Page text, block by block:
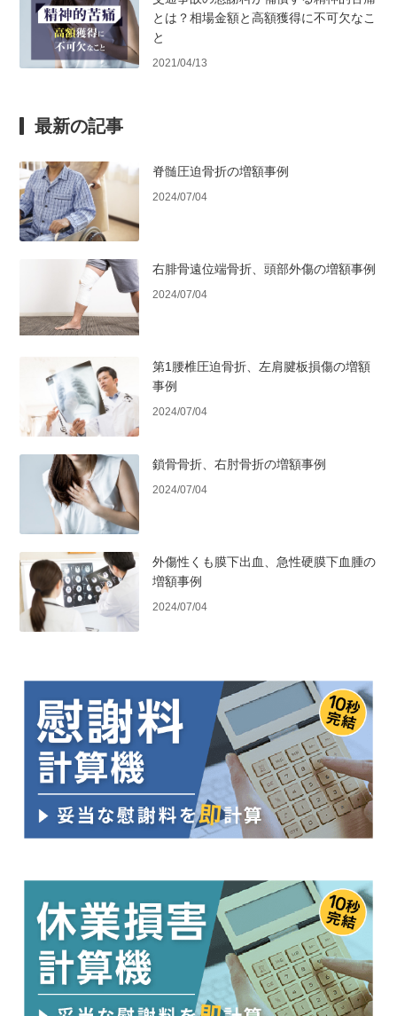
とは？相場金額と高額獲得に不可欠なこ
と
2021/04/13
最新の記事
脊髄圧迫骨折の増額事例
2024/07/04
右腓骨遠位端骨折、頭部外傷の増額事例
2024/07/04
第1腰椎圧迫骨折、左肩腱板損傷の増額
事例
2024/07/04
鎖骨骨折、右肘骨折の増額事例
2024/07/04
外傷性くも膜下出血、急性硬膜下血腫の
増額事例
2024/07/04